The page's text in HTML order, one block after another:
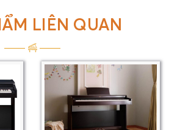
LIÊN QUAN